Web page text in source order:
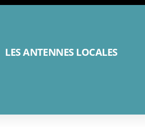
LES ANTENNES LOCALES